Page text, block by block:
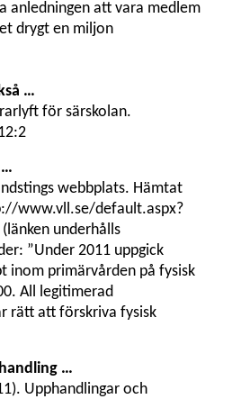
anledningen att vara medlem
drygt en miljon
…
för särskolan.
…
webbplats. Hämtat
www.vll.se/default.aspx?
underhålls
”Under 2011 uppgick
inom primärvården på fysisk
All legitimerad
rätt att förskriva fysisk
…
Upphandlingar och